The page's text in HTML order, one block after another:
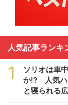
人気記事ランキ
1
ソリオは車
か!? 人気ハ
と寝られる